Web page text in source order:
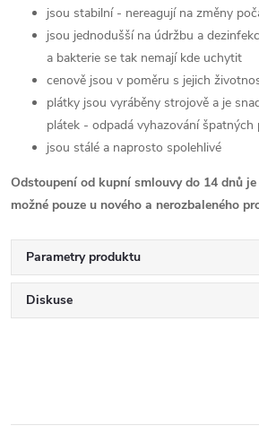
jsou stabilní - nereagují na změny
jsou jednodušší na údržbu a
a bakterie se tak nemají kde uchytit
cenově jsou v poměru s jejich
plátky jsou vyráběny strojově a je
plátek - odpadá vyhazování špatných
jsou stálé a naprosto spolehlivé
Odstoupení od kupní smlouvy do 14 dnů
možné pouze u nového a nerozbaleného
Parametry produktu
Diskuse